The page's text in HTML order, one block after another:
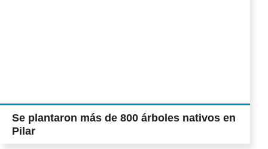
Se plantaron más de 800 árboles nativos en
Pilar